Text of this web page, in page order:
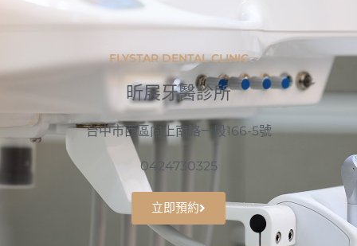
FLYSTAR DENTAL CLINIC
昕展牙醫診所
台中市西區向上南路一段166-5號
0424730325
立即預約